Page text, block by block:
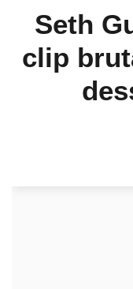
Seth
clip